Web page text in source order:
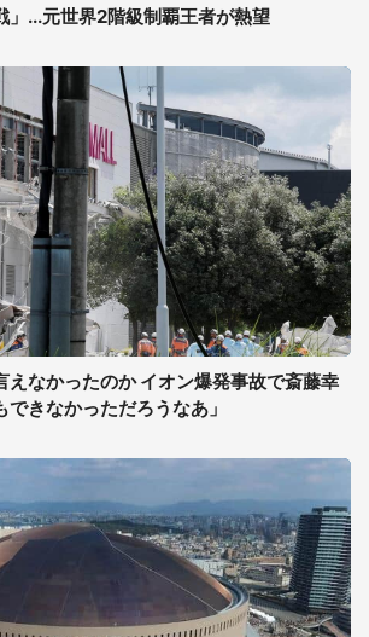
」...元世界2階級制覇王者が熱望
えなかったのか イオン爆発事故で斎藤幸
きなかっただろうなあ」